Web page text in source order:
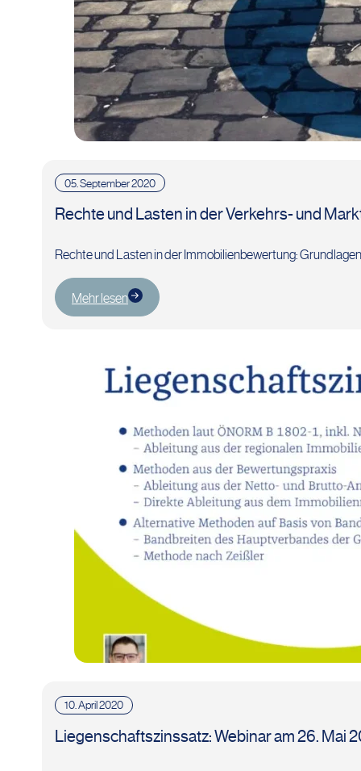
05. September 2020
Rechte und Lasten in der Verkehrs- und
Rechte und Lasten in der Immobilienbewertung:
Mehr lesen
10. April 2020
Liegenschaftszinssatz: Webinar am 26. Mai